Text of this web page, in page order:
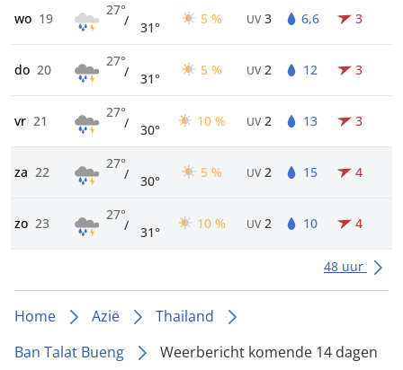
wo 19
27°
/ 31°
5 % UV 3 6,6 3
do 20
27°
/ 31°
5 % UV 2 12 3
vr 21
27°
/ 30°
10 % UV 2 13 3
za 22
27°
/ 30°
5 % UV 2 15 4
zo 23
27°
/ 31°
10 % UV 2 10 4
48 uur
Home Azië
Thailand
Ban Talat Bueng
Weerbericht komende 14 dagen